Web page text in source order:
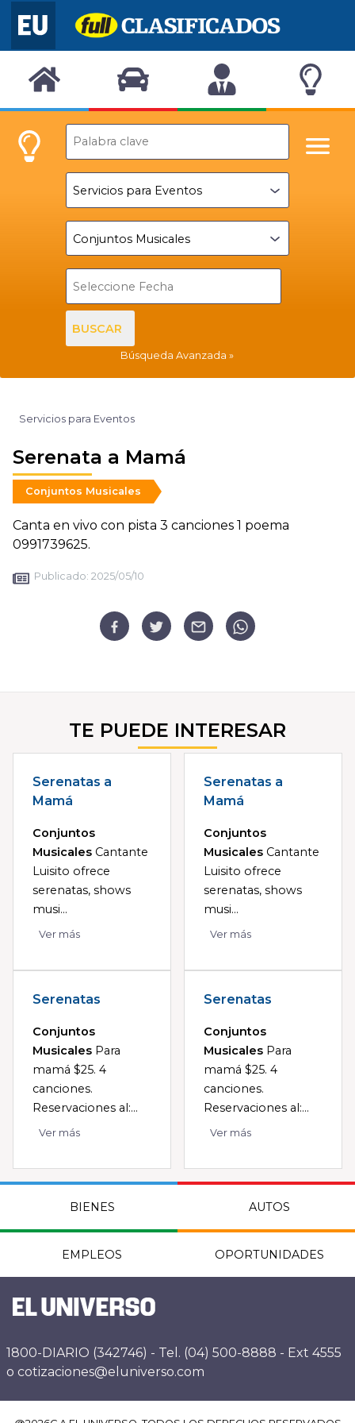
BUSCAR
Búsqueda Avanzada
Servicios para Eventos
Serenata a Mamá
Conjuntos Musicales
Canta en vivo con pista 3 canciones 1 poema
0991739625.
Publicado: 2025/05/10
TE PUEDE INTERESAR
Serenatas a
Mamá
Conjuntos
Musicales Cantante
Luisito ofrece
serenatas, shows
musi...
Ver más
Serenatas a
Mamá
Conjuntos
Musicales Cantante
Luisito ofrece
serenatas, shows
musi...
Ver más
Serenatas
Conjuntos
Musicales Para
mamá $25. 4
canciones.
Reservaciones al:...
Ver más
Serenatas
Conjuntos
Musicales Para
mamá $25. 4
canciones.
Reservaciones al:...
Ver más
BIENES AUTOS
EMPLEOS OPORTUNIDADES
1800-DIARIO (342746) - Tel. (04) 500-8888 - Ext 4555
o cotizaciones@eluniverso.com